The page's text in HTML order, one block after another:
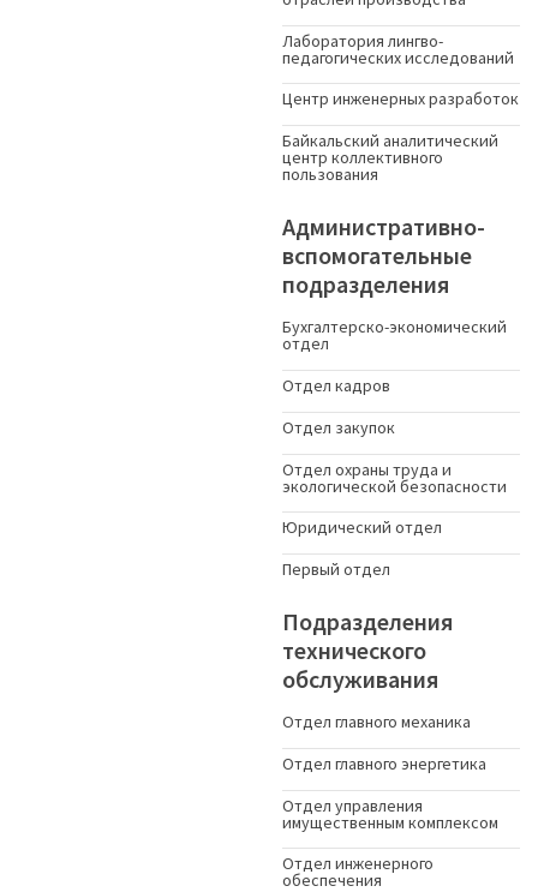
Лаборатория лингво-
педагогических исследований
Центр инженерных разработок
Байкальский аналитический
центр коллективного
пользования
Административно-
вспомогательные
подразделения
Бухгалтерско-экономический
отдел
Отдел кадров
Отдел закупок
Отдел охраны труда и
экологической безопасности
Юридический отдел
Первый отдел
Подразделения
технического
обслуживания
Отдел главного механика
Отдел главного энергетика
Отдел управления
имущественным комплексом
Отдел инженерного
обеспечения